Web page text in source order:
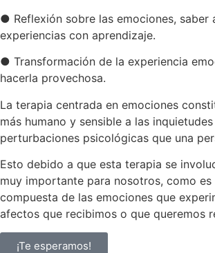
● Reflexión sobre las emociones, saber
experiencias con aprendizaje.
● Transformación de la experiencia
hacerla provechosa.
La terapia centrada en emociones
más humano y sensible a las
perturbaciones psicológicas que una
Esto debido a que esta terapia se
muy importante para nosotros, como es
compuesta de las emociones que
afectos que recibimos o que queremos
¡Te esperamos!